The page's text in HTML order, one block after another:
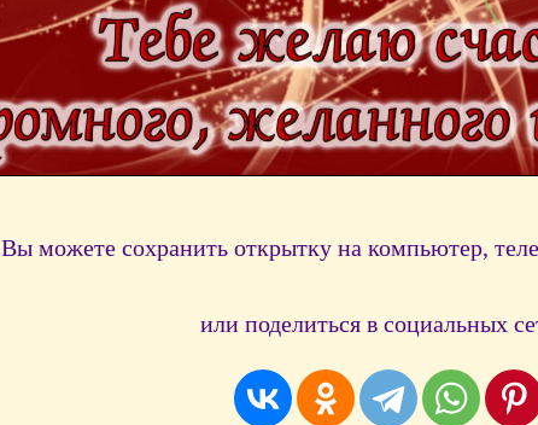
Вы можете сохранить открытку на компьютер,
или поделиться в социальных